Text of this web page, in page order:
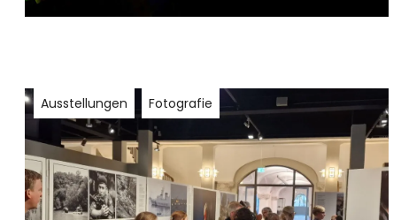
Ausstellungen Fotografie